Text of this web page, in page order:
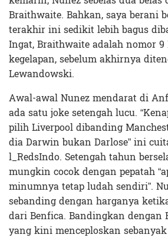
Braithwaite. Bahkan, saya berani
terakhir ini sedikit lebih bagus
Ingat, Braithwaite adalah nomor 9
kegelapan, sebelum akhirnya
Lewandowski.
Awal-awal Nunez mendarat di
ada satu joke setengah lucu.
pilih Liverpool dibanding
dia Darwin bukan Darlose” ini
l_RedsIndo. Setengah tahun
mungkin cocok dengan pepatah
minumnya tetap ludah sendiri”.
sebanding dengan harganya
dari Benfica. Bandingkan dengan
yang kini menceploskan